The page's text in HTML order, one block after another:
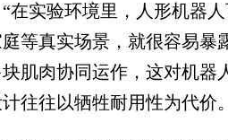
实验环境里，人形机器人
等真实场景，就很容易暴
块肌肉协同运作，这对机器
往往以牺牲耐用性为代价。